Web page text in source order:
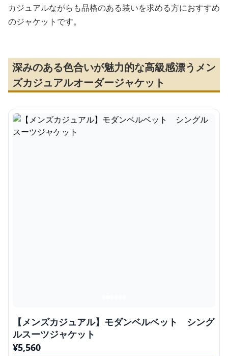
カジュアルながらも品格のある装いを求める方におすすめ
のジャケットです。
深みのある色合いが魅力的な高級感漂うメン
ズカジュアルオーダージャケット
【メンズカジュアル】モダンベルベット シング
ルスーツジャケット
¥5,560